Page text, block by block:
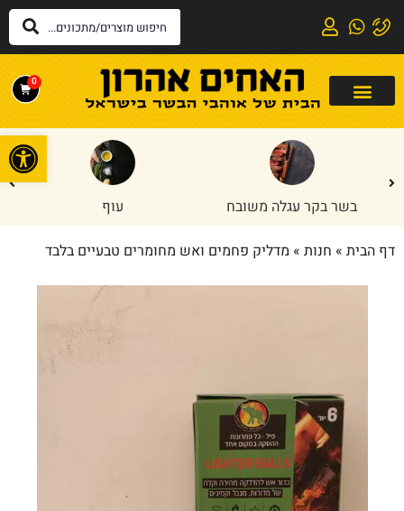
0
בשר בקר עגלה משובח עוף
דף הבית » חנות » מדליק פחמים ואש מחומרים טבעיים בלבד